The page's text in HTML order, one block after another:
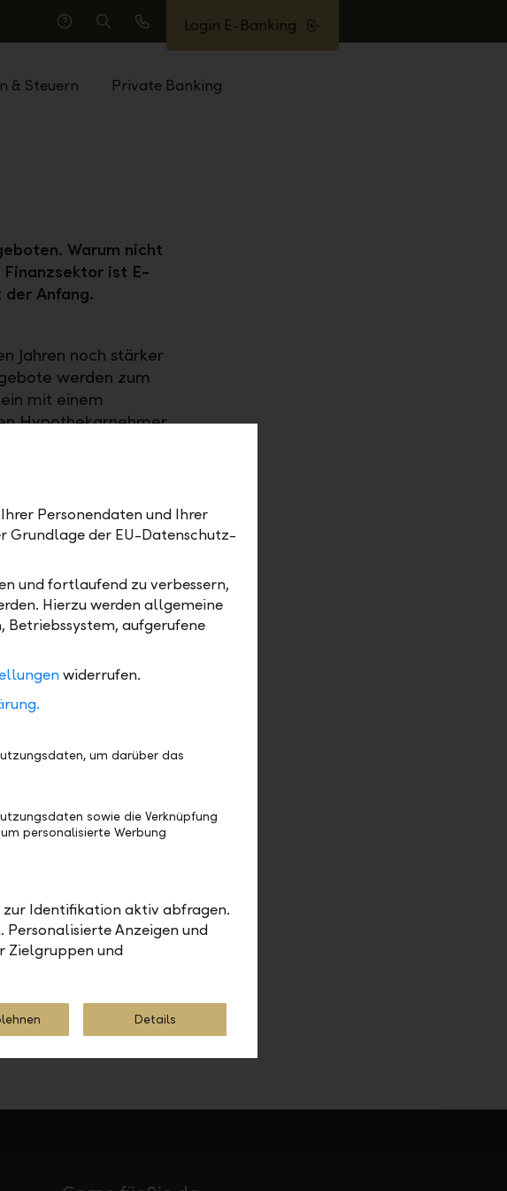
Hilfe
Suche
Anrufen
Login E-Banking
& Steuern Private Banking
Warum nicht
ist E-
Anfang.
Jahren noch stärker
werden zum
mit einem
Hypothekarnehmer
in wenigen Schritten
entsprechende
online
unkomplizierte
am Tag und 7 Tage in
sein Wohnglück, das
alle Aspekte im Detail
Vereinbaren Sie
Liechtensteinischen
Personendaten und Ihrer
Grundlage der EU-Datenschutz-
und fortlaufend zu verbessern,
Hierzu werden allgemeine
Betriebssystem, aufgerufene
widerrufen.
um darüber das
sowie die Verknüpfung
personalisierte Werbung
Identifikation aktiv abfragen.
Anzeigen und
Zielgruppen und
Details